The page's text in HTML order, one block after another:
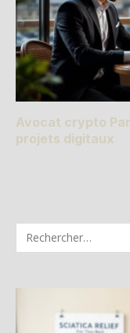
Avocat crypto
projets digitaux